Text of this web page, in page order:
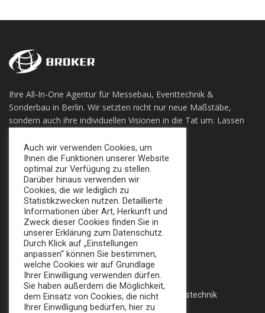
Ihre All-In-One Agentur für Messebau, Eventtechnik &
Sonderbau in Berlin. Wir setzten nicht nur neue Maßstäbe,
sondern auch ihre individuellen Visionen in die Tat um. Lassen
+49 (0) 30 924 0 95 97
Apollofalterallee 98, 12683 Berlin
info@broker-gmbh.de
INFORMATIONEN
Impressum
Datenschutz
AGB
MENÜ
Home
Messe
Veranstaltungstechnik
Auch wir verwenden Cookies, um
Ihnen die Funktionen unserer Website
optimal zur Verfügung zu stellen.
Darüber hinaus verwenden wir
Cookies, die wir lediglich zu
Statistikzwecken nutzen. Detaillierte
Informationen über Art, Herkunft und
Zweck dieser Cookies finden Sie in
unserer Erklärung zum Datenschutz.
Durch Klick auf „Einstellungen
anpassen“ können Sie bestimmen,
welche Cookies wir auf Grundlage
Ihrer Einwilligung verwenden dürfen.
Sie haben außerdem die Möglichkeit,
dem Einsatz von Cookies, die nicht
Ihrer Einwilligung bedürfen, hier zu